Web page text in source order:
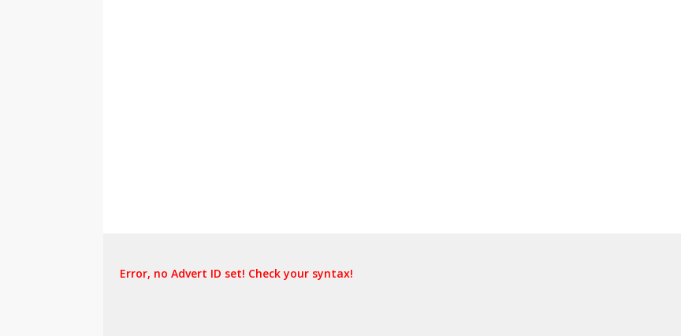
Error, no Advert ID set! Check your syntax!